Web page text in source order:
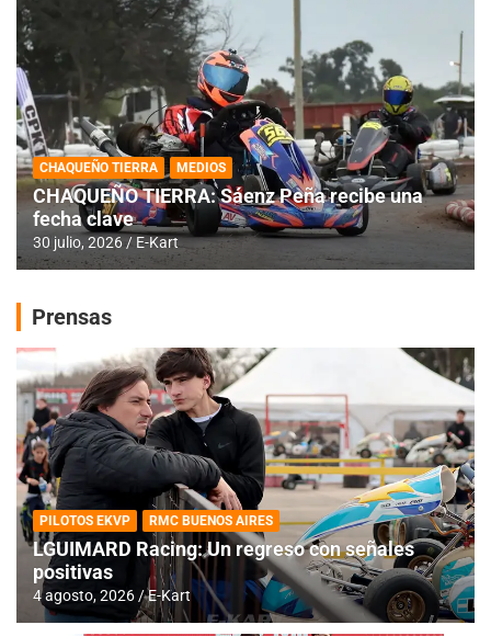
CHAQUEÑO TIERRA MEDIOS
CHAQUEÑO TIERRA: Sáenz Peña recibe una
fecha clave
30 julio, 2026 E-Kart
Prensas
PILOTOS EKVP RMC BUENOS AIRES
LGUIMARD Racing: Un regreso con señales
positivas
4 agosto, 2026 E-Kart